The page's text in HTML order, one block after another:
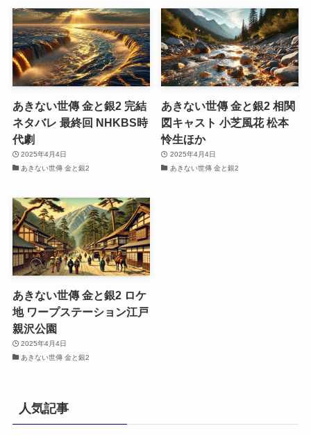
あきない世傳 金と銀2 完結
ネタバレ 最終回 NHKBS時
代劇
2025年4月4日
あきない世傳 金と銀2
あきない世傳 金と銀2 相関
図キャスト 小芝風花 松本
怜生ほか
2025年4月4日
あきない世傳 金と銀2
あきない世傳 金と銀2 ロケ
地 ワープステーション江戸
親沢公園
2025年4月4日
あきない世傳 金と銀2
人気記事